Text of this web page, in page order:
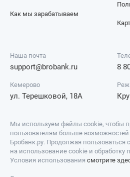
Как мы зарабатываем
Наша почта
support@brobank.ru 8
Кемерово
ул. Терешковой, 18А
Мы используем файлы cookie, чтобы
пользователям больше
Бробанк.ру. Продолжая пользоваться
на использование cookie и
Условия использования смотрите